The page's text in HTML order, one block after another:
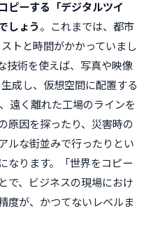
ピーする「デジタルツイ
しょう 。これまでは、都市
トと時間がかかっていまし
技術を使えば、写真や映像
成し、仮想空間に配置する
遠く離れた工場のラインを
原因を探ったり、災害時の
ルな街並みで行ったりとい
なります。「世界をコピー
で、ビジネスの現場におけ
度が、かつてないレベルま